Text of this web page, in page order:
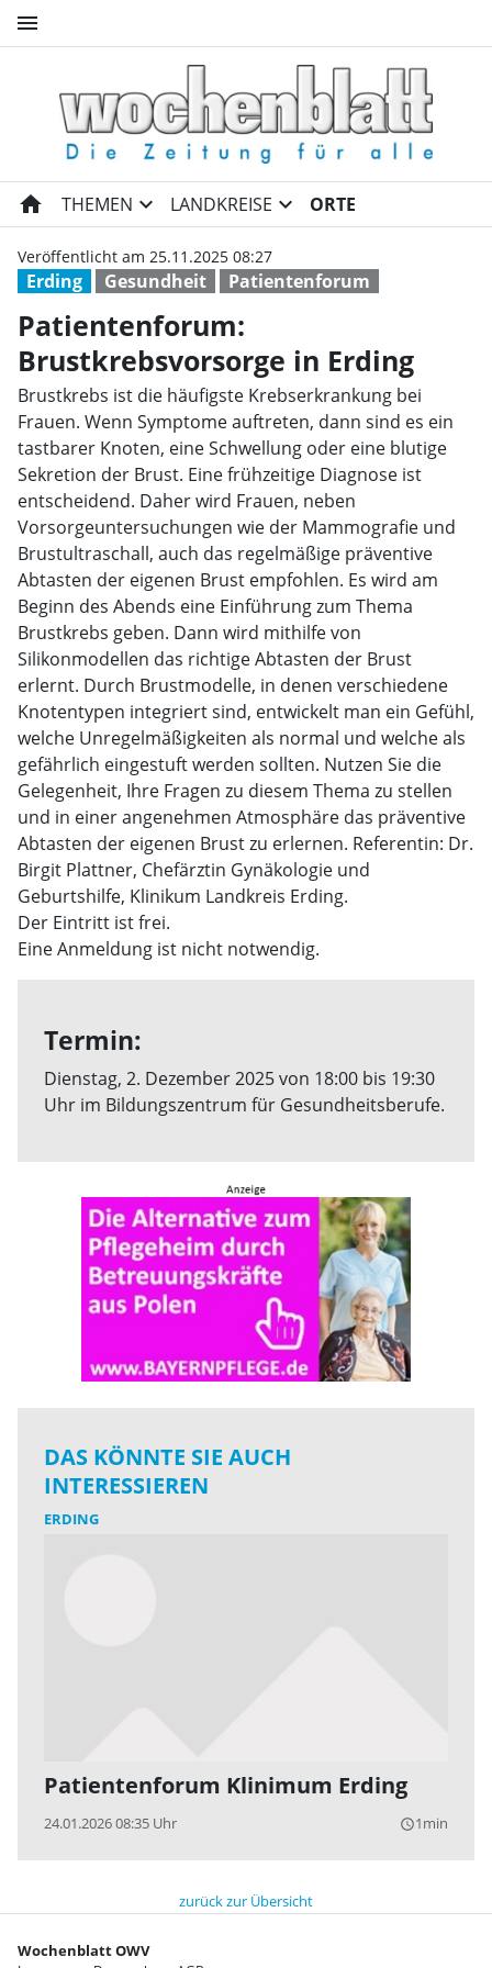
menu
Patientenforum:
home THEMEN expand_more LANDKREISE expand_more ORTE
Erding Gesundheit Patientenforum
Veröffentlicht am 25.11.2025 08:27
Patientenforum:
Brustkrebsvorsorge in Erding
Brustkrebs ist die häufigste Krebserkrankung bei
Frauen. Wenn Symptome auftreten, dann sind es ein
tastbarer Knoten, eine Schwellung oder eine blutige
Sekretion der Brust. Eine frühzeitige Diagnose ist
entscheidend. Daher wird Frauen, neben
Vorsorgeuntersuchungen wie der Mammografie und
Brustultraschall, auch das regelmäßige präventive
Abtasten der eigenen Brust empfohlen. Es wird am
Beginn des Abends eine Einführung zum Thema
Brustkrebs geben. Dann wird mithilfe von
Silikonmodellen das richtige Abtasten der Brust
erlernt. Durch Brustmodelle, in denen verschiedene
Knotentypen integriert sind, entwickelt man ein Gefühl,
welche Unregelmäßigkeiten als normal und welche als
gefährlich eingestuft werden sollten. Nutzen Sie die
Gelegenheit, Ihre Fragen zu diesem Thema zu stellen
und in einer angenehmen Atmosphäre das präventive
Abtasten der eigenen Brust zu erlernen. Referentin: Dr.
Birgit Plattner, Chefärztin Gynäkologie und
Geburtshilfe, Klinikum Landkreis Erding.
Der Eintritt ist frei.
Eine Anmeldung ist nicht notwendig.
Termin:
Dienstag, 2. Dezember 2025 von 18:00 bis 19:30
Uhr im Bildungszentrum für Gesundheitsberufe.
DAS KÖNNTE SIE AUCH
INTERESSIEREN
ERDING
Patientenforum Klinimum Erding
24.01.2026 08:35 Uhr query_builder1min
zurück zur Übersicht
Wochenblatt OWV